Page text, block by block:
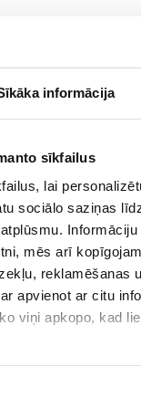
informācija
sīkfailus
lai
sociālo saziņas
mēs arī
reklamēšanas
apvienot ar citu
viņi apkopo, kad
не
с выгодными
где
клиента